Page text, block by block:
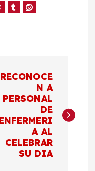
RECONOCE
N A
PERSONAL
DE
ENFERMERI
A AL
CELEBRAR
SU DIA